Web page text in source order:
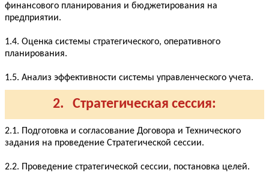
финансового планирования и бюджетирования на
предприятии.
1.4. Оценка системы стратегического, оперативного
планирования.
1.5. Анализ эффективности системы управленческого учета.
2. Стратегическая сессия:
2.1. Подготовка и согласование Договора и Технического
задания на проведение Стратегической сессии.
2.2. Проведение стратегической сессии, постановка целей.